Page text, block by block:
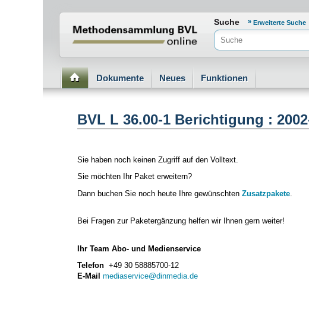
Normenportal Barrierefreiheit
Suche Erweiterte Suche
Dokumente Neues Funktionen
BVL L 36.00-1 Berichtigung :
Sie haben noch keinen Zugriff auf den Volltext.
Sie möchten Ihr Paket erweitern?
Dann buchen Sie noch heute Ihre gewünschten Zusatzpakete
Bei Fragen zur Paketergänzung helfen wir Ihnen gern weiter!
Ihr Team Abo- und Medienservice
Telefon +49 30 58885700-12
E-Mail mediaservice@dinmedia.de